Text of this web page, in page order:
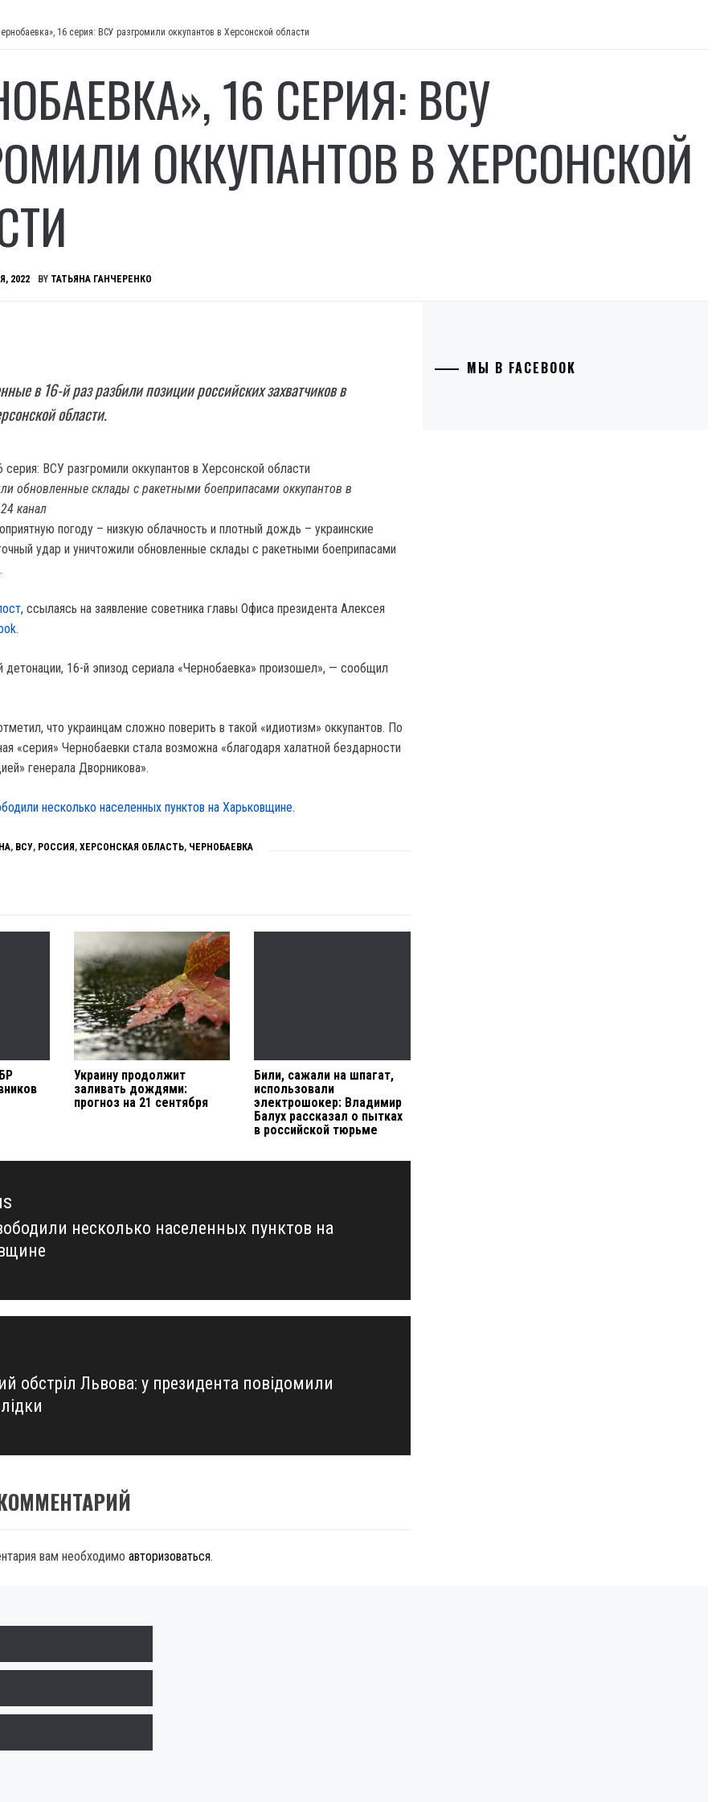
16 серия: ВСУ разгромили оккупантов в Херсонской области
16 СЕРИЯ: ВСУ
ОККУПАНТОВ В ХЕРСОНСКОЙ
2022 BY ТАТЬЯНА ГАНЧЕРЕНКО
в 16-й раз разбили позиции российских захватчиков в
области.
обновленные склады с ракетными боеприпасами оккупантов в
канал
погоду – низкую облачность и плотный дождь – украинские
удар и уничтожили обновленные склады с ракетными боеприпасами
, ссылаясь на заявление советника главы Офиса президента Алексея
.
детонации, 16-й эпизод сериала «Чернобаевка» произошел», — сообщил
что украинцам сложно поверить в такой «идиотизм» оккупантов. По
«серия» Чернобаевки стала возможна «благодаря халатной бездарности
генерала Дворникова».
несколько населенных пунктов на Харьковщине.
, ВСУ, РОССИЯ , ХЕРСОНСКАЯ ОБЛАСТЬ, ЧЕРНОБАЕВКА
Украину продолжит
заливать дождями:
прогноз на 21 сентября
Били, сажали на шпагат,
использовали
электрошокер: Владимир
Балух рассказал о пытках
в российской тюрьме
несколько населенных пунктов на
обстріл Львова: у президента повідомили
вам необходимо авторизоваться.
МЫ В FACEBOOK